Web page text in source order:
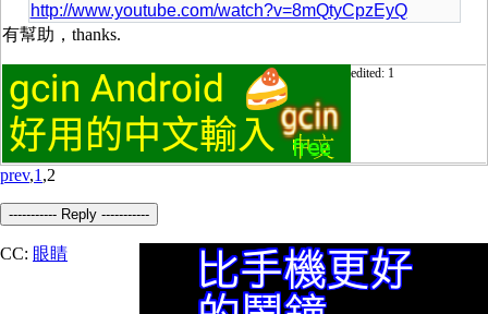
http://www.youtube.com/watch?v=8mQtyCpzEyQ
有幫助，thanks.
edited: 1
prev,1,2
----------- Reply -----------
CC: 眼睛